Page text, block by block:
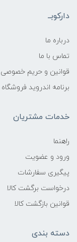
دارکوبــ
درباره ما
تماس با ما
قوانین و حریم خصوصی
برنامه اندروید فروشگاه
خدمات مشتریان
راهنما
ورود و عضویت
پیگیری سفارشات
درخواست برگشت کالا
قوانین بازگشت کالا
دسته بندی